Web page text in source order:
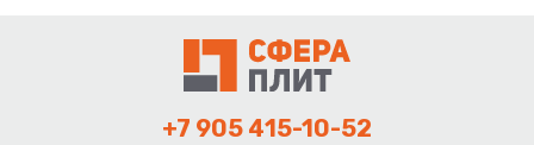
+7 905 415-10-52